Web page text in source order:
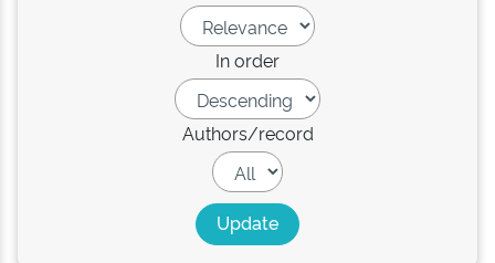
In order
Authors/record